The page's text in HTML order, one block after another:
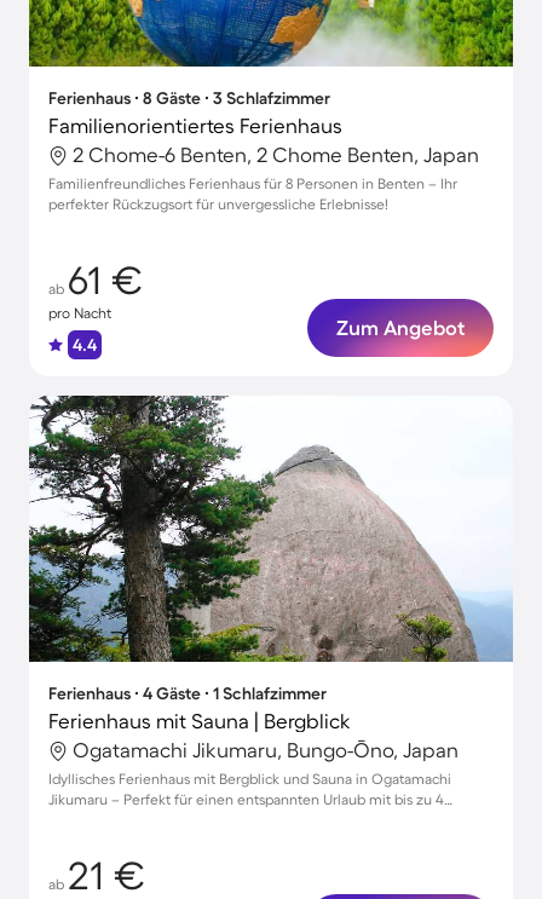
Ferienhaus ∙ 8 Gäste ∙ 3 Schlafzimmer
Familienorientiertes Ferienhaus
2 Chome-6 Benten, 2 Chome Benten, Japan
Familienfreundliches Ferienhaus für 8 Personen in Benten – Ihr
perfekter Rückzugsort für unvergessliche Erlebnisse!
ab 61 €
pro Nacht
4.4
Zum Angebot
Ferienhaus ∙ 4 Gäste ∙ 1 Schlafzimmer
Ferienhaus mit Sauna | Bergblick
Ogatamachi Jikumaru, Bungo-Ōno, Japan
Idyllisches Ferienhaus mit Bergblick und Sauna in Ogatamachi
Jikumaru – Perfekt für einen entspannten Urlaub mit bis zu 4
ab 21 €